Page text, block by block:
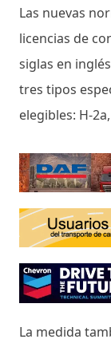
Las nuevas
licencias de
siglas en
tres tipos
elegibles: H-
La medida